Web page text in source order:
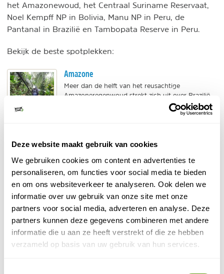
Deze website maakt gebruik van cookies
We gebruiken cookies om content en advertenties te
personaliseren, om functies voor social media te bieden
en om ons websiteverkeer te analyseren. Ook delen we
informatie over uw gebruik van onze site met onze
partners voor social media, adverteren en analyse. Deze
partners kunnen deze gegevens combineren met andere
informatie die u aan ze heeft verstrekt of die ze hebben
verzameld op basis van uw gebruik van hun services.
het Amazonewoud, het Centraal Suriname Reservaat,
Noel Kempff NP in Bolivia, Manu NP in Peru, de
Pantanal in Brazilië en Tambopata Reserve in Peru.
Bekijk de beste spotplekken:
Amazone
Meer dan de helft van het reusachtige
Amazoneregenwoud strekt zich uit over Brazilië,
maar bepaalde delen liggen in Ecuador, Colombia
Suriname, aan de noordoostkust van Zuid-
Amerika, is een land met een tropisch
regenwoudklimaat; dit betekent dat het zowel
natte als droge tijden...
BEKIJK
Bolivia
Bolivia is bedeeld met een betoverende rijkdom